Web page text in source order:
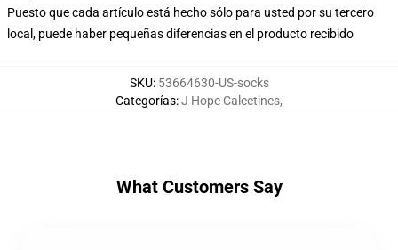
Puesto que cada artículo está hecho sólo para usted por su tercero
local, puede haber pequeñas diferencias en el producto recibido
SKU: 53664630-US-socks
Categorías:J Hope Calcetines,
What Customers Say